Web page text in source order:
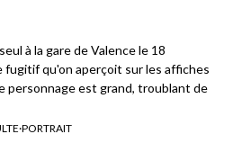
à la gare de Valence le 18
fugitif qu'on aperçoit sur les affiches
personnage est grand, troublant de
·PORTRAIT